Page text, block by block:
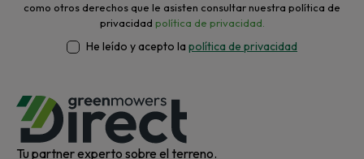
como otros derechos que le asisten consultar nuestra política de
privacidad política de privacidad.
He leído y acepto la política de privacidad
Tu partner experto sobre el terreno.